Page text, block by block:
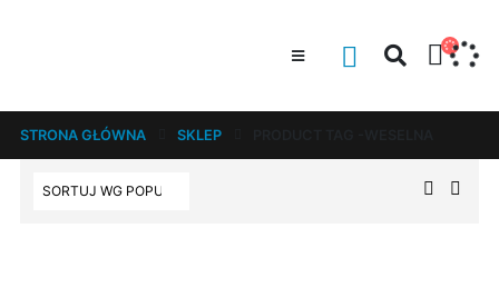
STRONA GŁÓWNA SKLEP